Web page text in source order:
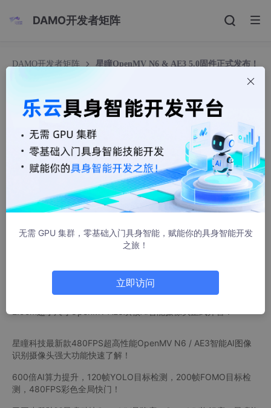
DAMO开发者矩阵
DAMO开发者矩阵
星瞳OpenMV N6 & AE3 5.0固件正式发布！
星瞳OpenMV N6 & AE3 5.0固件正式发布！快来g
et最新功能与教程文档～固件升级演示 OpenMV智
能AI图像识别摄像头 120帧YOLO目标检测
星瞳科技OpenMV
186人浏览 · 2026-07-08 17:42:47
星瞳科技OpenMV N6 5.0固件正式发布！快来get最新功能与教
内含OpenMV固件升级演示、最新文档教程
竞赛、机器人、工业，必备神器～！
星瞳科技最新款480FPS超高性能OpenMV N6 / AE3智能AI图像
识别摄像头强大功能快速了解！
600倍AI算力提升，120帧YOLO目标检测，200帧FOMO目标检
测，480FPS彩色全局快门！
无需 GPU 集群，零基础入门具身智能，赋能你的具身智能开发
之旅！
立即访问